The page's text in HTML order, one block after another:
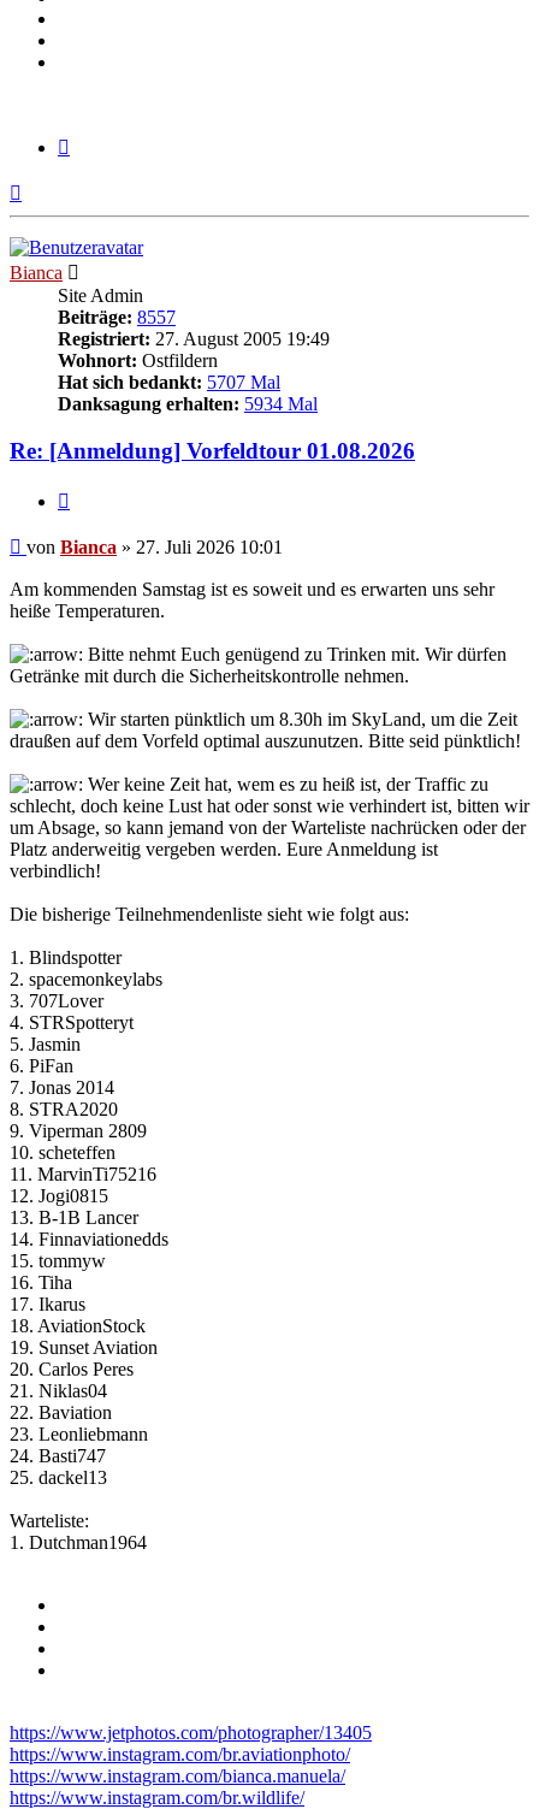
oben
Bianca
Site Admin
Beiträge: 8557
Registriert: 27. August 2005 19:49
Wohnort: Ostfildern
Hat sich bedankt: 5707 Mal
Danksagung erhalten: 5934 Mal
Re: [Anmeldung] Vorfeldtour 01.08.2026
Beitrag
von Bianca » 27. Juli 2026 10:01
Am kommenden Samstag ist es soweit und es erwarten uns sehr
heiße Temperaturen.
Bitte nehmt Euch genügend zu Trinken mit. Wir dürfen
Getränke mit durch die Sicherheitskontrolle nehmen.
Wir starten pünktlich um 8.30h im SkyLand, um die Zeit
draußen auf dem Vorfeld optimal auszunutzen. Bitte seid pünktlich!
Wer keine Zeit hat, wem es zu heiß ist, der Traffic zu
schlecht, doch keine Lust hat oder sonst wie verhindert ist, bitten wir
um Absage, so kann jemand von der Warteliste nachrücken oder der
Platz anderweitig vergeben werden. Eure Anmeldung ist
verbindlich!
Die bisherige Teilnehmendenliste sieht wie folgt aus:
1. Blindspotter
2. spacemonkeylabs
3. 707Lover
4. STRSpotteryt
5. Jasmin
6. PiFan
7. Jonas 2014
8. STRA2020
9. Viperman 2809
10. scheteffen
11. MarvinTi75216
12. Jogi0815
13. B-1B Lancer
14. Finnaviationedds
15. tommyw
16. Tiha
17. Ikarus
18. AviationStock
19. Sunset Aviation
20. Carlos Peres
21. Niklas04
22. Baviation
23. Leonliebmann
24. Basti747
25. dackel13
Warteliste:
1. Dutchman1964
https://www.jetphotos.com/photographer/13405
https://www.instagram.com/br.aviationphoto/
https://www.instagram.com/bianca.manuela/
https://www.instagram.com/br.wildlife/